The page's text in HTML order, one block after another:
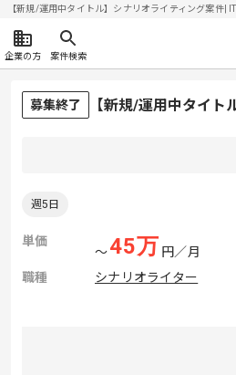
【新規/運用中タイトル】シナリオライティング案
企業の方 案件検索
募集終了 【新規/運用中タイ
週5日
単価
〜45万 円／月
職種
シナリオライター